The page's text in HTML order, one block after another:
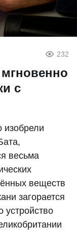
232
с
изобрели
весьма
веществ
загорается
устройство